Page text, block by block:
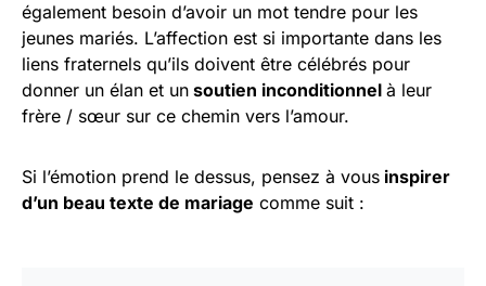
également besoin d’avoir un mot tendre pour les
jeunes mariés. L’affection est si importante dans les
liens fraternels qu’ils doivent être célébrés pour
donner un élan et un soutien inconditionnel à leur
frère / sœur sur ce chemin vers l’amour.
Si l’émotion prend le dessus, pensez à vous inspirer
d’un beau texte de mariage comme suit :